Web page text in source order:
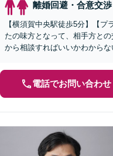
離婚回避・合意交渉
【横須賀中央駅徒歩5分】【
たの味方となって、相手方と
から相談すればいいかわから
電話でお問い合わせ